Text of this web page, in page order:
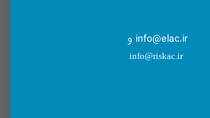
info@elac.ir و
info@riskac.ir